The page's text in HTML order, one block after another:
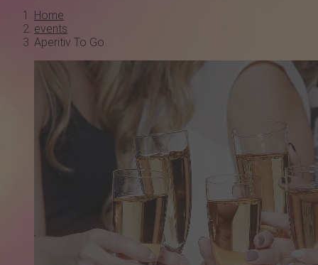
Home
events
Aperitiv To Go